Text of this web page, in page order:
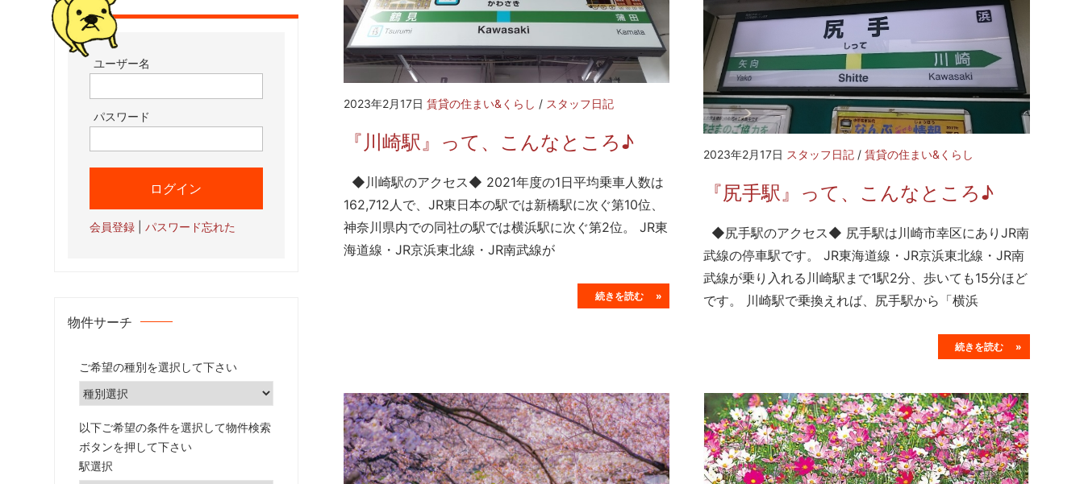
探
し
2023年2月17日 賃貸の住まい&くらし / スタッフ日記
『川崎駅』って、こんなところ♪
◆川崎駅のアクセス◆ 2021年度の1日平均乗車人数は
162,712人で、JR東日本の駅では新橋駅に次ぐ第10位、
神奈川県内での同社の駅では横浜駅に次ぐ第2位。 JR東
海道線・JR京浜東北線・JR南武線が
続きを読む »
2023年2月17日 スタッフ日記 /賃貸の住まい&くらし
『尻手駅』って、こんなところ♪
◆尻手駅のアクセス◆ 尻手駅は川崎市幸区にありJR南
武線の停車駅です。 JR東海道線・JR京浜東北線・JR南
武線が乗り入れる川崎駅まで1駅2分、歩いても15分ほど
です。 川崎駅で乗換えれば、尻手駅から「横浜
続きを読む »
ユーザー名
パスワード
会員登録 |パスワード忘れた
物件サーチ
ご希望の種別を選択して下さい
以下ご希望の条件を選択して物件検索
ボタンを押して下さい
駅選択